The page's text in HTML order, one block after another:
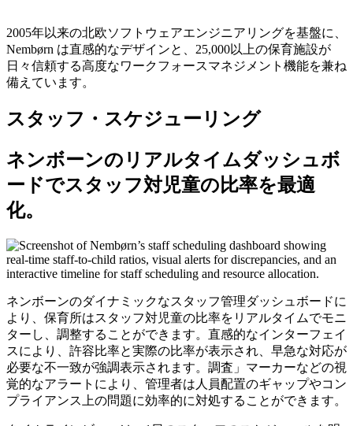
2005年以来の北欧ソフトウェアエンジニアリングを基盤に、
Nembørn は直感的なデザインと、25,000以上の保育施設が
日々信頼する高度なワークフォースマネジメント機能を兼ね
備えています。
スタッフ・スケジューリング
ネンボーンのリアルタイムダッシュボ
ードでスタッフ対児童の比率を最適
化。
ネンボーンのダイナミックなスタッフ管理ダッシュボードに
より、保育所はスタッフ対児童の比率をリアルタイムでモニ
ターし、調整することができます。直感的なインターフェイ
スにより、許容比率と実際の比率が表示され、早急な対応が
必要な不一致が強調表示されます。調査」マーカーなどの視
覚的なアラートにより、管理者は人員配置のギャップやコン
プライアンス上の問題に効率的に対処することができます。